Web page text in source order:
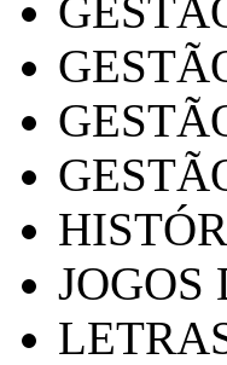
JOGOS